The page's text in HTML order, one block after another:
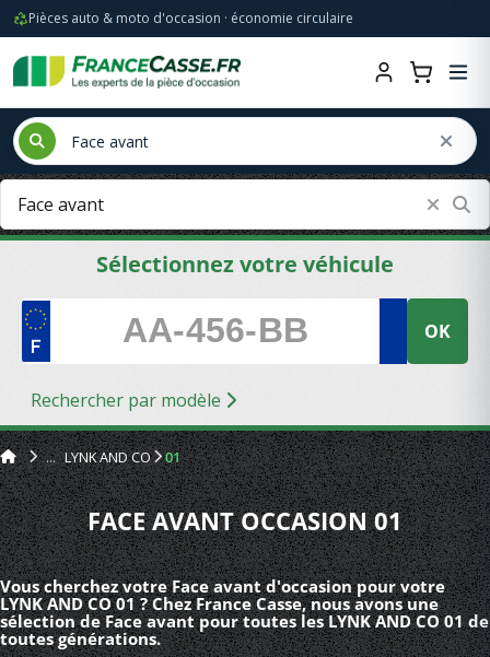
Pièces auto & moto d'occasion · économie circulaire
Sélectionnez votre véhicule
OK
Rechercher par modèle
LYNK AND CO 01
FACE AVANT OCCASION 01
Vous cherchez votre Face avant d'occasion pour votre
LYNK AND CO 01 ? Chez France Casse, nous avons une
sélection de Face avant pour toutes les LYNK AND CO 01 de
toutes générations.